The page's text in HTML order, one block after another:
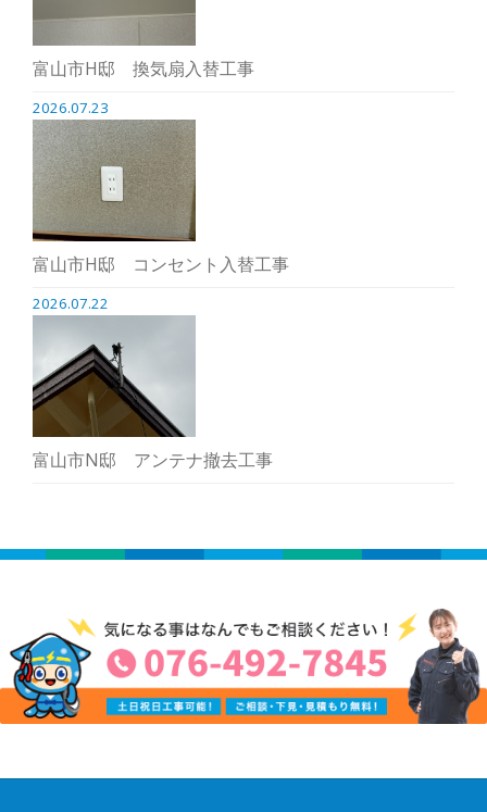
富山市H邸 換気扇入替工事
2026.07.23
富山市H邸 コンセント入替工事
2026.07.22
富山市N邸 アンテナ撤去工事